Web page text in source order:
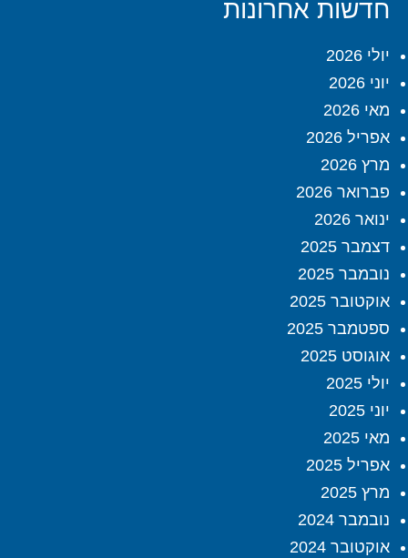
חדשות אחרונות
יולי 2026
יוני 2026
מאי 2026
אפריל 2026
מרץ 2026
פברואר 2026
ינואר 2026
דצמבר 2025
נובמבר 2025
אוקטובר 2025
ספטמבר 2025
אוגוסט 2025
יולי 2025
יוני 2025
מאי 2025
אפריל 2025
מרץ 2025
נובמבר 2024
אוקטובר 2024